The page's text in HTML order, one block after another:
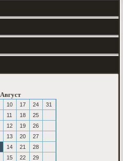
Август
10 17 24
31
11 18
25
12 19
26
13 20
27
14 21
28
15 22
29